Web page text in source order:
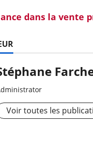
dans la vente
Voir toutes les